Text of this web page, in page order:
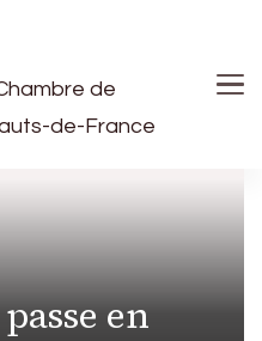
de
de-France
en